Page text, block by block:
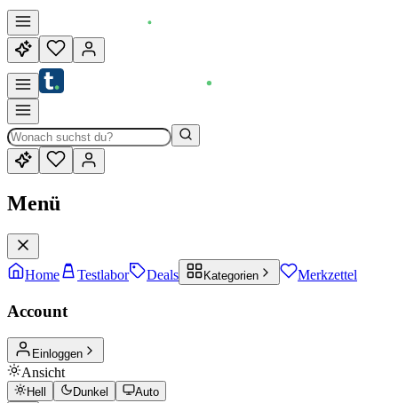
Menü
Home Testlabor Deals Kategorien Merkzettel
Account
Einloggen
Ansicht
Hell Dunkel Auto